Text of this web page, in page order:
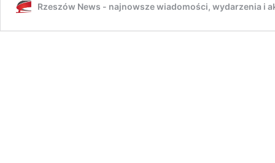
Rzeszów News - najnowsze wiadomości, wydarzenia i